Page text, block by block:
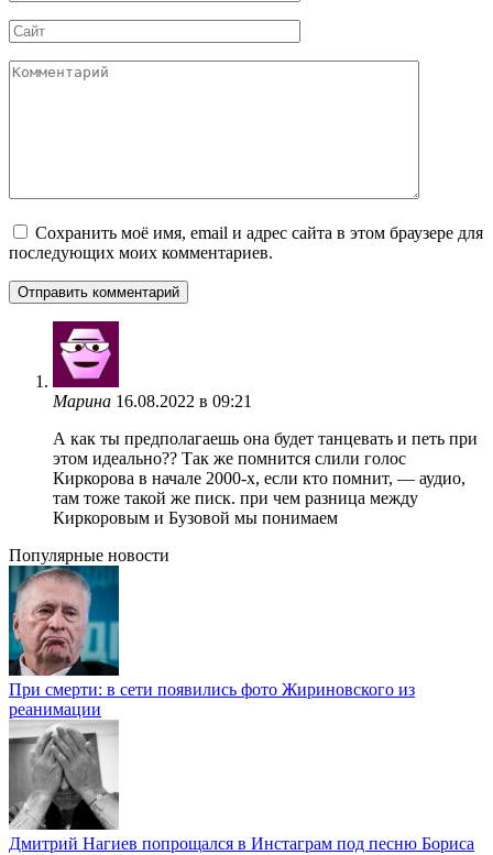
*
Сайт
Комментарий
Сохранить моё имя, email и адрес сайта в этом браузере для
последующих моих комментариев.
Марина 16.08.2022 в 09:21
А как ты предполагаешь она будет танцевать и петь при
этом идеально?? Так же помнится слили голос
Киркорова в начале 2000-х, если кто помнит, — аудио,
там тоже такой же писк. при чем разница между
Киркоровым и Бузовой мы понимаем
Популярные новости
При смерти: в сети появились фото Жириновского из
реанимации
Дмитрий Нагиев попрощался в Инстаграм под песню Бориса